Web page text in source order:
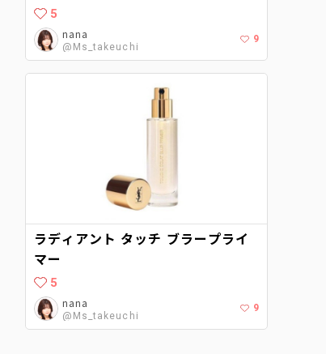
5
nana
@Ms_takeuchi
9
ラディアント タッチ ブラープライ
マー
5
nana
@Ms_takeuchi
9